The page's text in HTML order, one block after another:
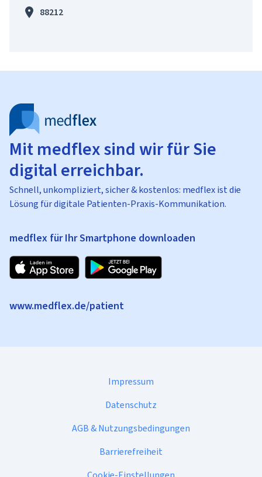
88212
Mit medflex sind wir für Sie
digital erreichbar.
Schnell, unkompliziert, sicher & kostenlos: medflex ist die
Lösung für digitale Patienten-Praxis-Kommunikation.
medflex für Ihr Smartphone downloaden
www.medflex.de/patient
Impressum
Datenschutz
AGB & Nutzungsbedingungen
Barrierefreiheit